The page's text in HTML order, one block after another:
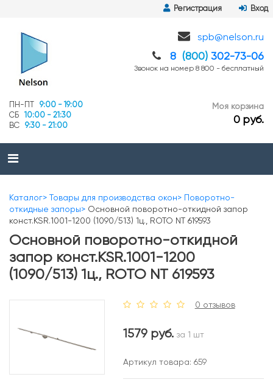
Регистрация Вход
spb@nelson.ru
8 (800) 302-73-06
Звонок на номер 8 800 - бесплатный
ПН-ПТ
9:00 - 19:00
СБ
10:00 - 21:30
ВС
9:30 - 21:00
Моя корзина
0 руб.
Каталог Товары для производства окон
Поворотно-
откидные запоры
Основной поворотно-откидной запор
конст.KSR.1001-1200 (1090/513) 1ц., ROTO NT 619593
Основной поворотно-откидной
запор конст.KSR.1001-1200
(1090/513) 1ц., ROTO NT 619593
0 отзывов
1579 руб. за 1 шт
Артикул товара: 659